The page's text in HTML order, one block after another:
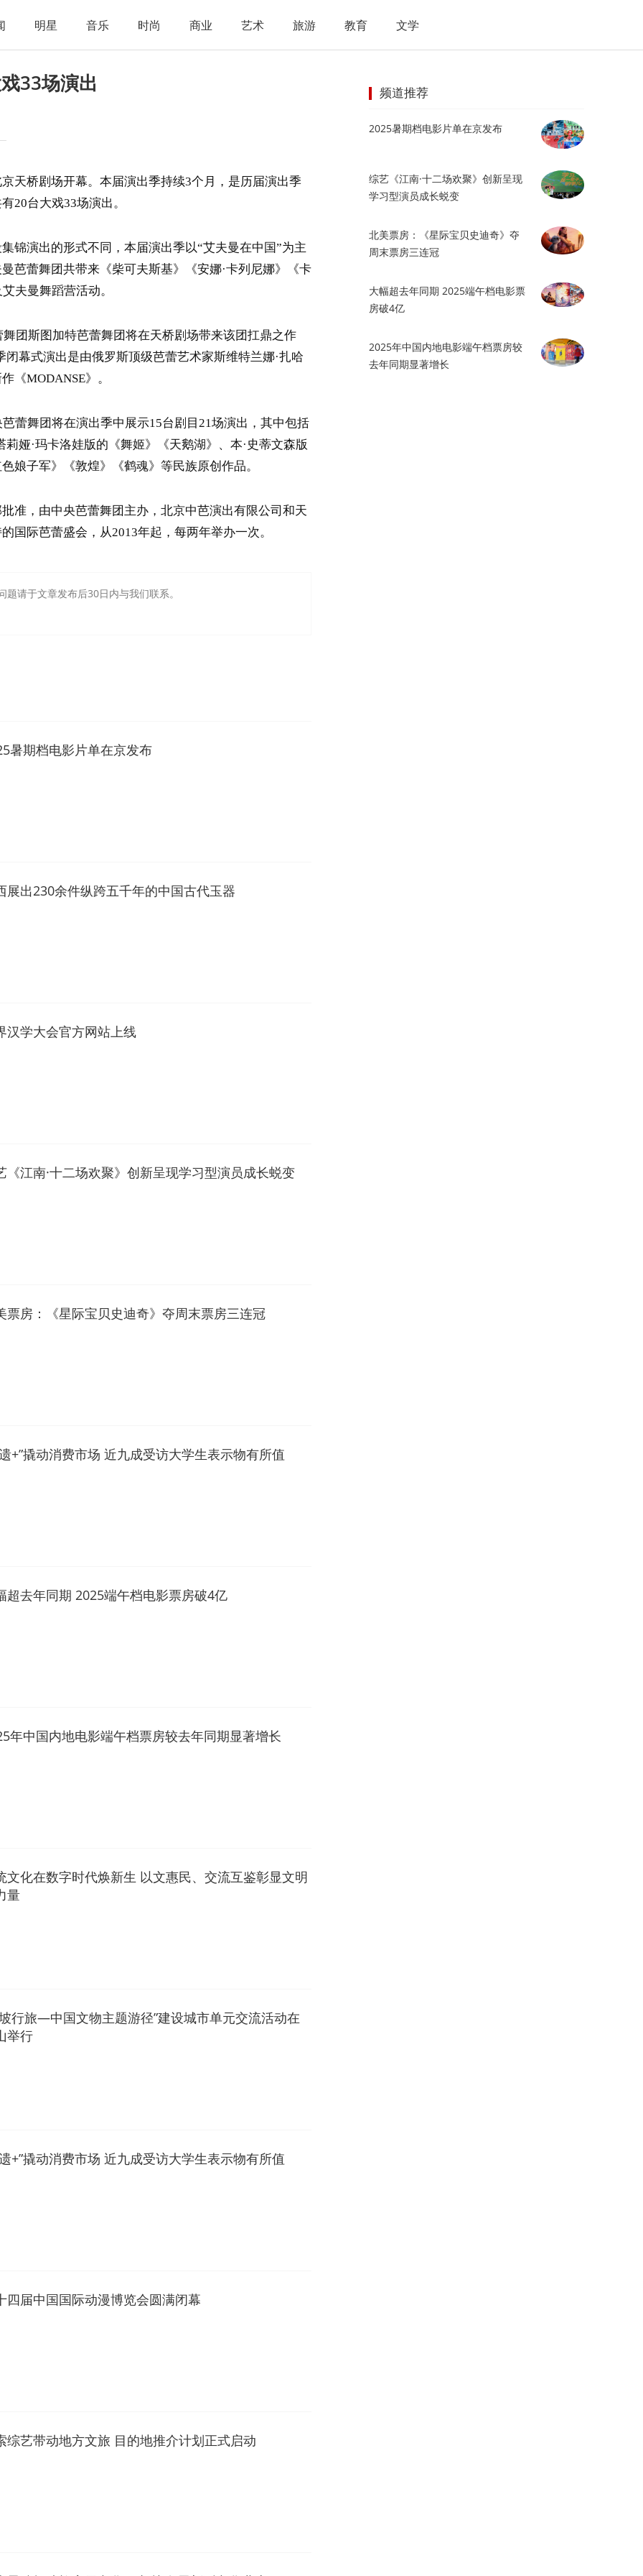
明星 音乐 时尚 商业 艺术 旅游 教育 文学
33场演出
天桥剧场开幕。本届演出季持续3个月，是历届演出季
20台大戏33场演出。
锦演出的形式不同，本届演出季以“艾夫曼在中国”为主
芭蕾舞团共带来《柴可夫斯基》《安娜·卡列尼娜》《卡
夫曼舞蹈营活动。
团斯图加特芭蕾舞团将在天桥剧场带来该团扛鼎之作
幕式演出是由俄罗斯顶级芭蕾艺术家斯维特兰娜·扎哈
《MODANSE》。
蕾舞团将在演出季中展示15台剧目21场演出，其中包括
娅·玛卡洛娃版的《舞姬》《天鹅湖》、本·史蒂文森版
娘子军》《敦煌》《鹤魂》等民族原创作品。
准，由中央芭蕾舞团主办，北京中芭演出有限公司和天
国际芭蕾盛会，从2013年起，每两年举办一次。
请于文章发布后30日内与我们联系。
暑期档电影片单在京发布
展出230余件纵跨五千年的中国古代玉器
汉学大会官方网站上线
《江南·十二场欢聚》创新呈现学习型演员成长蜕变
票房：《星际宝贝史迪奇》夺周末票房三连冠
+”撬动消费市场 近九成受访大学生表示物有所值
超去年同期 2025端午档电影票房破4亿
年中国内地电影端午档票房较去年同期显著增长
文化在数字时代焕新生 以文惠民、交流互鉴彰显文明
量
行旅—中国文物主题游径”建设城市单元交流活动在
举行
+”撬动消费市场 近九成受访大学生表示物有所值
四届中国国际动漫博览会圆满闭幕
综艺带动地方文旅 目的地推介计划正式启动
频道推荐
2025暑期档电影片单在京发布
综艺《江南·十二场欢聚》创新呈现
学习型演员成长蜕变
北美票房：《星际宝贝史迪奇》夺
周末票房三连冠
大幅超去年同期 2025端午档电影票
房破4亿
2025年中国内地电影端午档票房较
去年同期显著增长